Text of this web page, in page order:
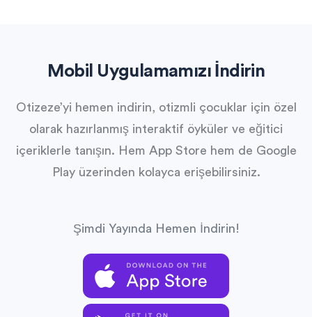
Mobil Uygulamamızı İndirin
Otizeze’yi hemen indirin, otizmli çocuklar için özel
olarak hazırlanmış interaktif öyküler ve eğitici
içeriklerle tanışın. Hem App Store hem de Google
Play üzerinden kolayca erişebilirsiniz.
Şimdi Yayında Hemen İndirin!